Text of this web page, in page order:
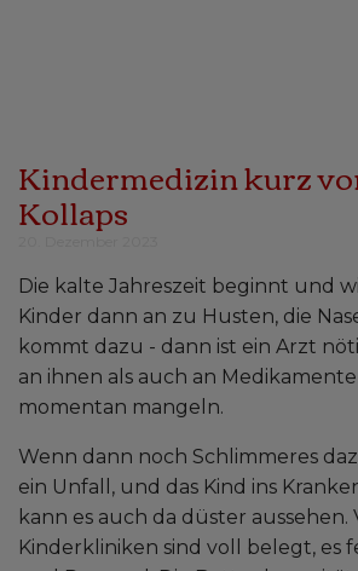
Kindermedizin kurz
Kollaps
Die kalte Jahreszeit beginnt und
Kinder dann an zu Husten, die
kommt dazu - dann ist ein Arzt
an ihnen als auch an
momentan mangeln.
Wenn dann noch Schlimmeres
ein Unfall, und das Kind ins
kann es auch da düster aussehen.
Kinderkliniken sind voll belegt, es